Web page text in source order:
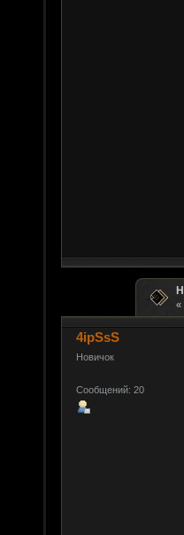
«
4ipSsS
Новичок
Сообщений: 20